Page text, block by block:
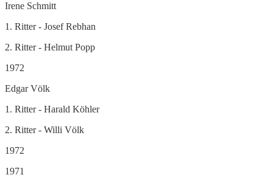
Irene Schmitt
1. Ritter - Josef Rebhan
2. Ritter - Helmut Popp
1972
Edgar Völk
1. Ritter - Harald Köhler
2. Ritter - Willi Völk
1972
1971